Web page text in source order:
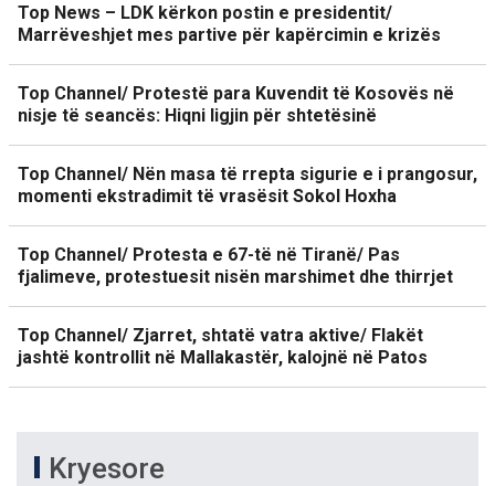
Top News – LDK kërkon postin e presidentit/
Marrëveshjet mes partive për kapërcimin e krizës
Top Channel/ Protestë para Kuvendit të Kosovës në
nisje të seancës: Hiqni ligjin për shtetësinë
Top Channel/ Nën masa të rrepta sigurie e i prangosur,
momenti ekstradimit të vrasësit Sokol Hoxha
Top Channel/ Protesta e 67-të në Tiranë/ Pas
fjalimeve, protestuesit nisën marshimet dhe thirrjet
Top Channel/ Zjarret, shtatë vatra aktive/ Flakët
jashtë kontrollit në Mallakastër, kalojnë në Patos
Kryesore